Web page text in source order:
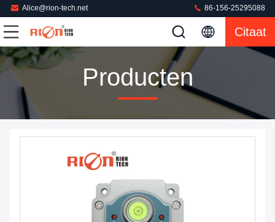
Alice@rion-tech.net 86-156-25295088
Citaat
Producten